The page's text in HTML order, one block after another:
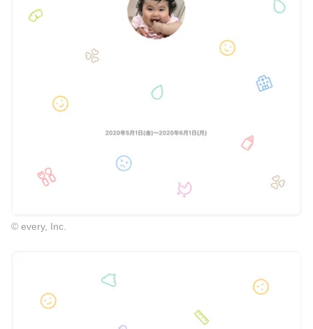
© every, Inc.